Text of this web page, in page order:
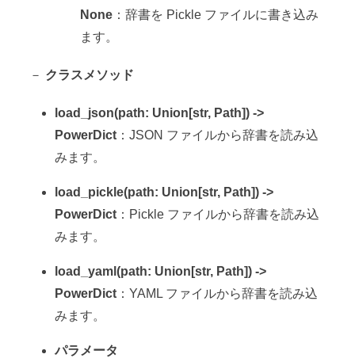
None ：辞書を Pickle ファイルに書き込み
ます。
－ クラスメソッド
load_json(path: Union[str, Path]) ->
PowerDict ：JSON ファイルから辞書を読み込
みます。
load_pickle(path: Union[str, Path]) ->
PowerDict ：Pickle ファイルから辞書を読み込
みます。
load_yaml(path: Union[str, Path]) ->
PowerDict ：YAML ファイルから辞書を読み込
みます。
パラメータ